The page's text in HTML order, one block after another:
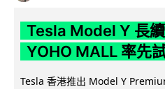
Tesla Model Y 長
YOHO MALL 率先
Tesla 香港推出 Model Y